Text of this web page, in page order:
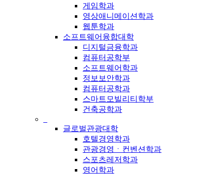
게임학과
영상애니메이션학과
웹툰학과
소프트웨어융합대학
디지털금융학과
컴퓨터공학부
소프트웨어학과
정보보안학과
컴퓨터공학과
스마트모빌리티학부
건축공학과
글로벌관광대학
호텔경영학과
관광경영ㆍ컨벤션학과
스포츠레저학과
영어학과